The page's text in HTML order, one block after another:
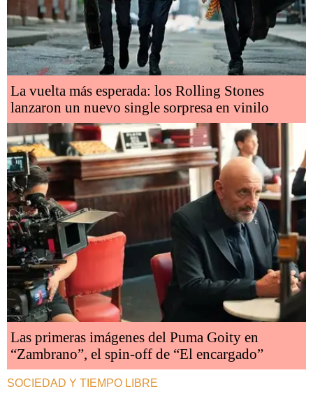
La vuelta más esperada: los Rolling Stones
lanzaron un nuevo single sorpresa en vinilo
Las primeras imágenes del Puma Goity en
“Zambrano”, el spin-off de “El encargado”
SOCIEDAD Y TIEMPO LIBRE